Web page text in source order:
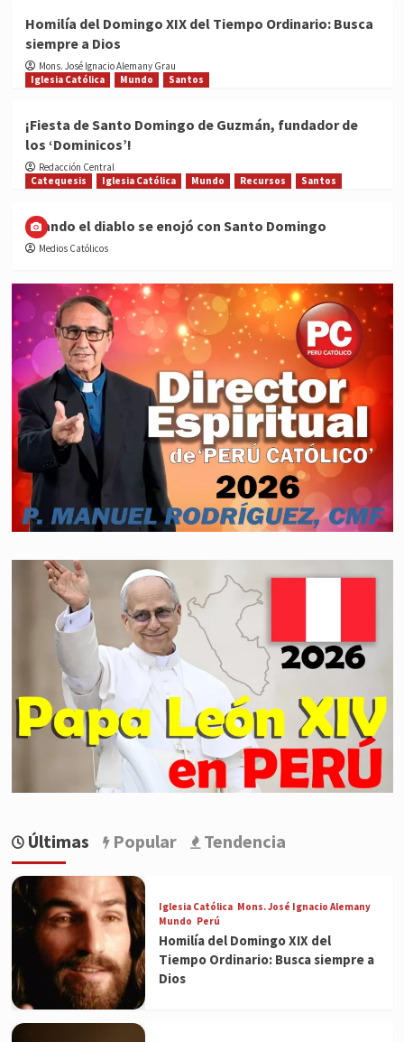
Homilía del Domingo XIX del Tiempo Ordinario: Busca
siempre a Dios
Mons. José Ignacio Alemany Grau
Iglesia Católica
Mundo Santos
¡Fiesta de Santo Domingo de Guzmán, fundador de
los ‘Dominicos’!
Redacción Central
Catequesis
Iglesia Católica Mundo Recursos Santos
Cuando el diablo se enojó con Santo Domingo
Medios Católicos
Últimas Popular Tendencia
Iglesia Católica Mons. José Ignacio Alemany
Mundo Perú
Homilía del Domingo XIX del
Tiempo Ordinario: Busca siempre a
Dios